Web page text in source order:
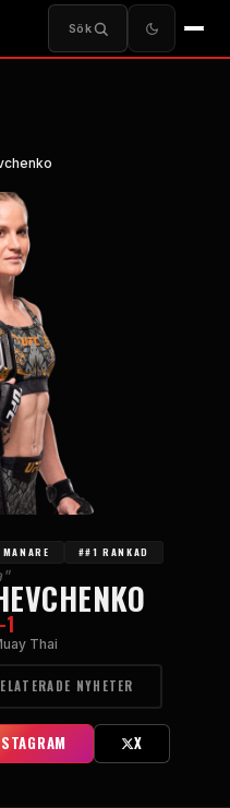
Sök
##1 RANKAD
Thai
NYHETER
X